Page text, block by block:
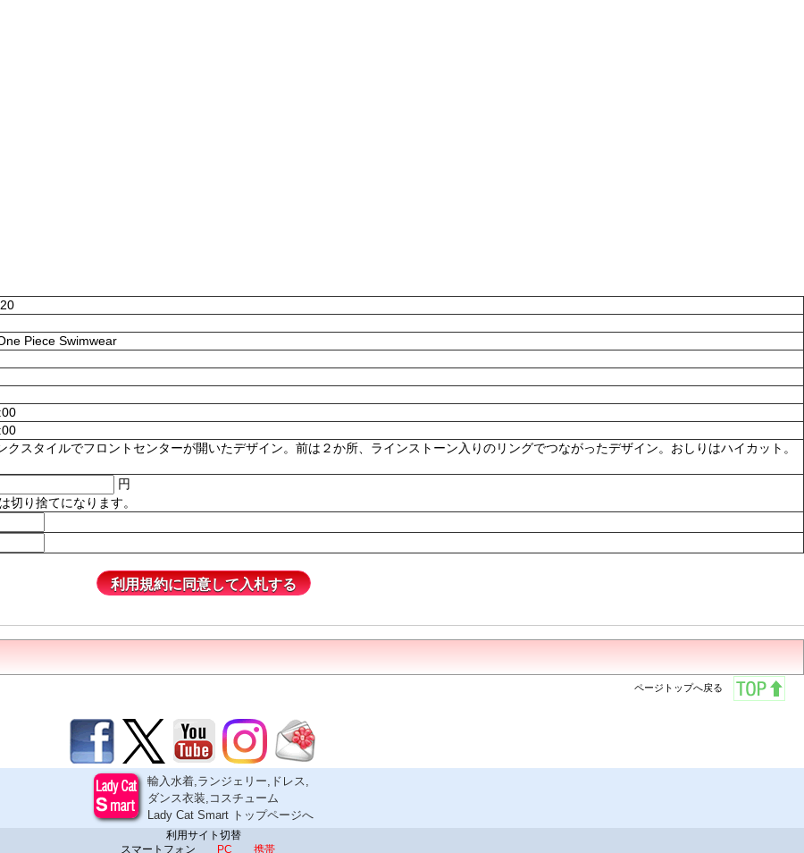
Piece Swimwear
スタイルでフロントセンターが開いたデザイン。前は２か所、ラインストーン入りのリングでつながったデザイン。おしりはハイカット。
円
切り捨てになります。
ページトップへ戻る
輸入水着,ランジェリー,ドレス,
ダンス衣装,コスチューム
Lady Cat Smart トップページへ
利用サイト切替
スマートフォン
PC 携帯